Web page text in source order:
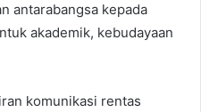
antarabangsa kepada
akademik, kebudayaan
komunikasi rentas